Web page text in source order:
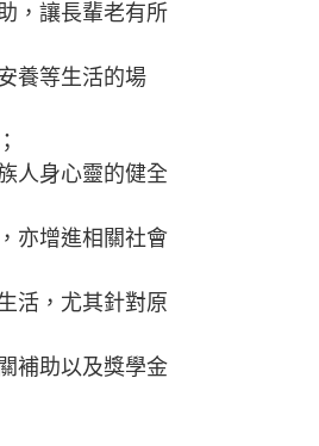
，讓長輩老有所
養等生活的場
人身心靈的健全
亦增進相關社會
活，尤其針對原
補助以及獎學金